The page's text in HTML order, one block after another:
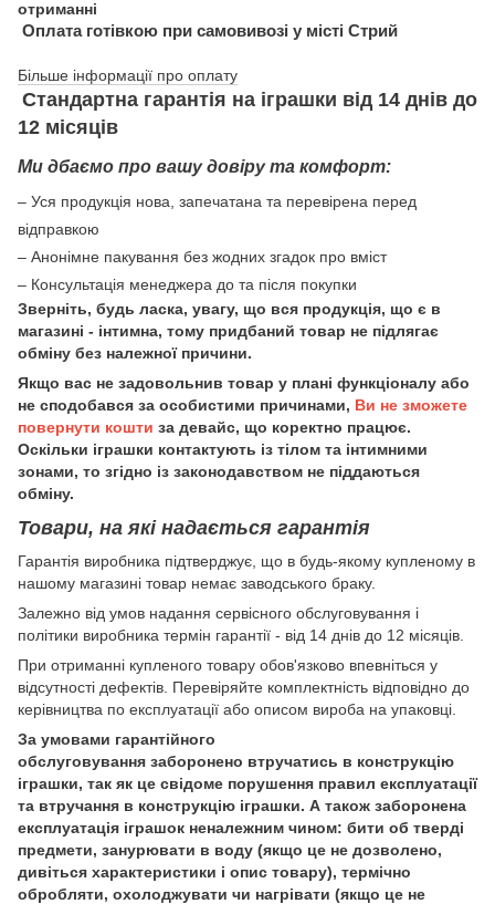
отриманні
Оплата готівкою при самовивозі у місті Стрий
Більше інформації про оплату
Стандартна гарантія на іграшки від 14 днів до
12 місяців
Ми дбаємо про вашу довіру та комфорт:
– Уся продукція нова, запечатана та перевірена перед
відправкою
– Анонімне пакування без жодних згадок про вміст
– Консультація менеджера до та після покупки
Зверніть, будь ласка, увагу, що вся продукція, що є в
магазині - інтимна, тому придбаний товар не підлягає
обміну без належної причини.
Якщо вас не задовольнив товар у плані функціоналу або
не сподобався за особистими причинами, Ви не зможете
повернути кошти за девайс, що коректно працює.
Оскільки іграшки контактують із тілом та інтимними
зонами, то згідно із законодавством не піддаються
обміну.
Товари, на які надається гарантія
Гарантія виробника підтверджує, що в будь-якому купленому в
нашому магазині товар немає заводського браку.
Залежно від умов надання сервісного обслуговування і
політики виробника термін гарантії - від 14 днів до 12 місяців.
При отриманні купленого товару обов'язково впевніться у
відсутності дефектів. Перевіряйте комплектність відповідно до
керівництва по експлуатації або описом вироба на упаковці.
За умовами гарантійного
обслуговування заборонено втручатись в конструкцію
іграшки, так як це свідоме порушення правил експлуатації
та втручання в конструкцію іграшки. А також заборонена
експлуатація іграшок неналежним чином: бити об тверді
предмети, занурювати в воду (якщо це не дозволено,
дивіться характеристики і опис товару), термічно
обробляти, охолоджувати чи нагрівати (якщо це не